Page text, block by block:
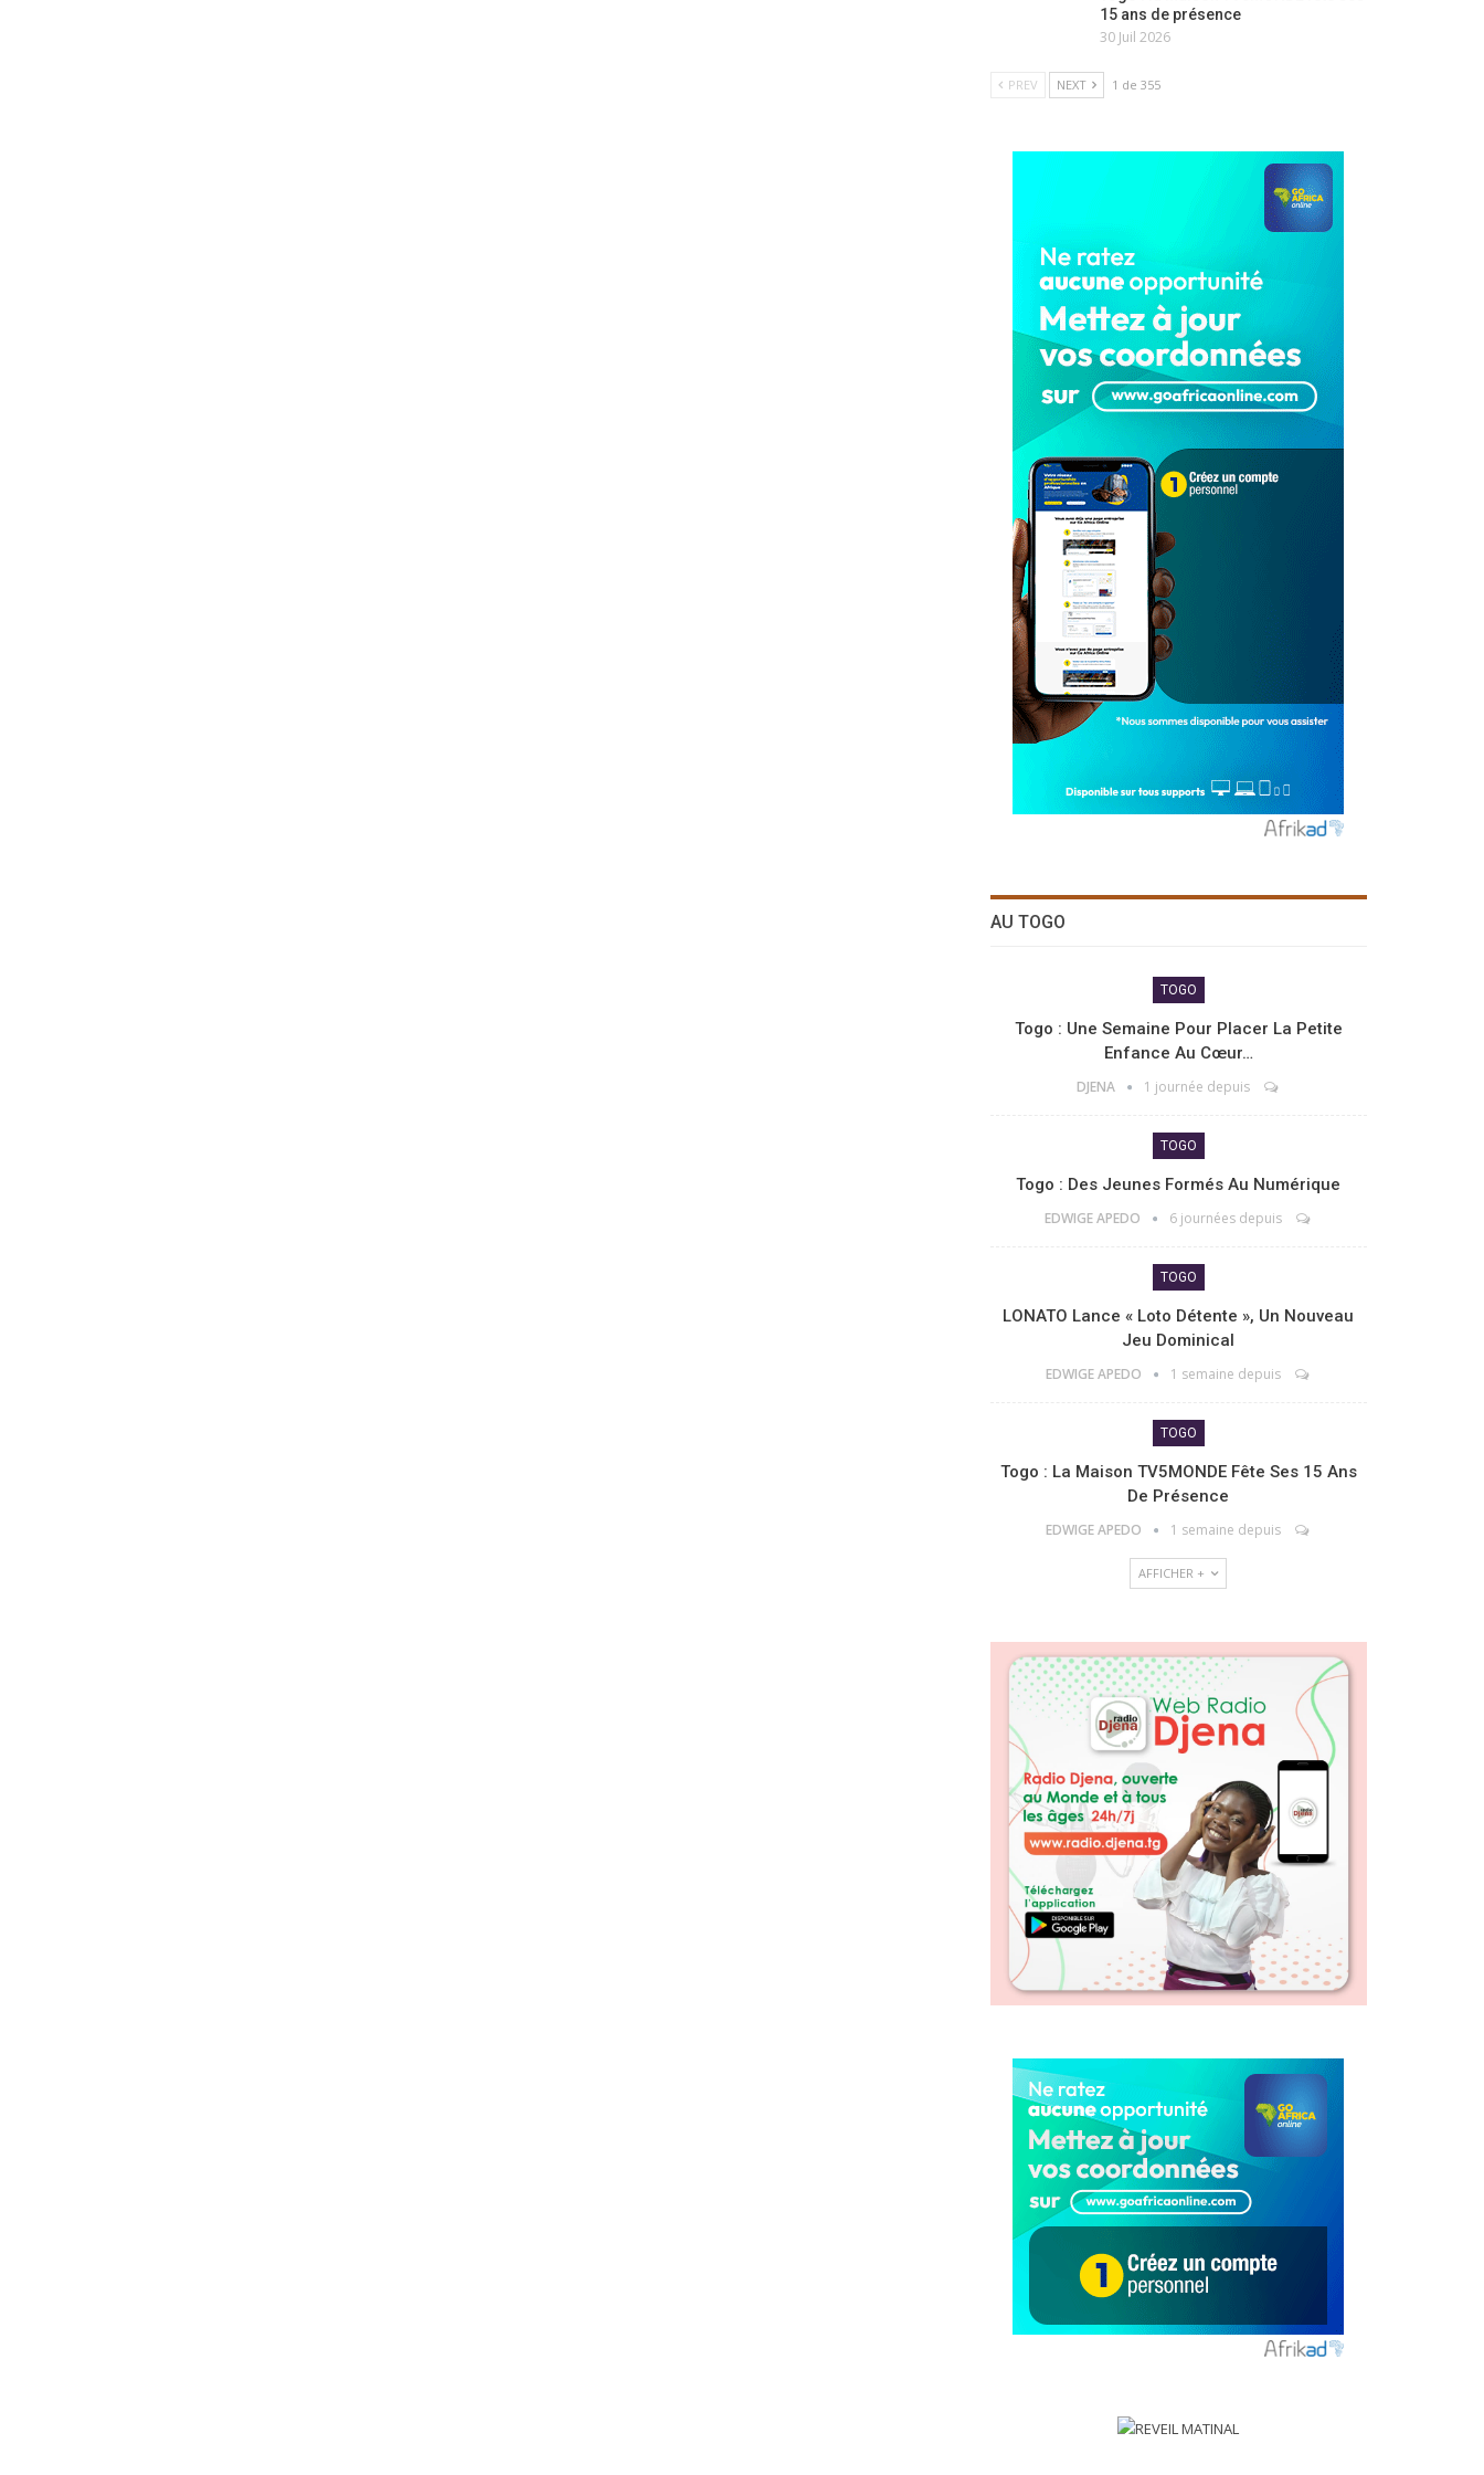
15 ans de présence
30 Juil 2026
PREV NEXT 1 de 355
AU TOGO
TOGO
Togo : Une Semaine Pour Placer La Petite
Enfance Au Cœur…
DJENA 1 journée depuis
TOGO
Togo : Des Jeunes Formés Au Numérique
EDWIGE APEDO 6 journées depuis
TOGO
LONATO Lance « Loto Détente », Un Nouveau
Jeu Dominical
EDWIGE APEDO 1 semaine depuis
TOGO
Togo : La Maison TV5MONDE Fête Ses 15 Ans
De Présence
EDWIGE APEDO 1 semaine depuis
AFFICHER +